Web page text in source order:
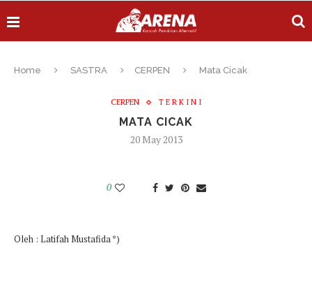
Home SASTRA CERPEN Mata Cicak
CERPEN T E R K I N I
MATA CICAK
20 May 2013
0
Oleh : Latifah Mustafida *)